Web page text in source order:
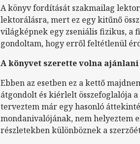
A könyv fordítását szakmailag
lektorálásra, mert ez egy kitűnő
világképnek egy zseniális fizikus,
gondoltam, hogy erről feltétlenül
A könyvet szerette volna
Ebben az esetben ez a kettő
átgondolt és kiérlelt összefoglalója
terveztem már egy hasonló
mondanivalójának, nem helyeztem
részletekben különböznek a